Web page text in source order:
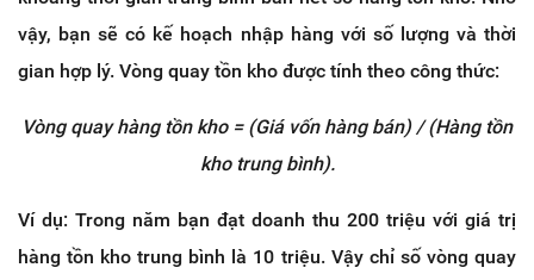
vậy, bạn sẽ có kế hoạch nhập hàng với số lượng và thời
gian hợp lý. Vòng quay tồn kho được tính theo công thức:
Vòng quay hàng tồn kho = (Giá vốn hàng bán) / (Hàng tồn
kho trung bình).
Ví dụ: Trong năm bạn đạt doanh thu 200 triệu với giá trị
hàng tồn kho trung bình là 10 triệu. Vậy chỉ số vòng quay